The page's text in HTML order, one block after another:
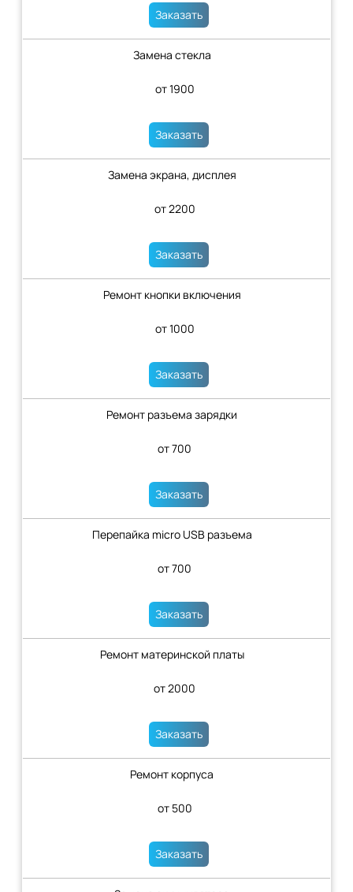
Заказать
Замена стекла
от 1900
Заказать
Замена экрана, дисплея
от 2200
Заказать
Ремонт кнопки включения
от 1000
Заказать
Ремонт разъема зарядки
от 700
Заказать
Перепайка micro USB разъема
от 700
Заказать
Ремонт материнской платы
от 2000
Заказать
Ремонт корпуса
от 500
Заказать